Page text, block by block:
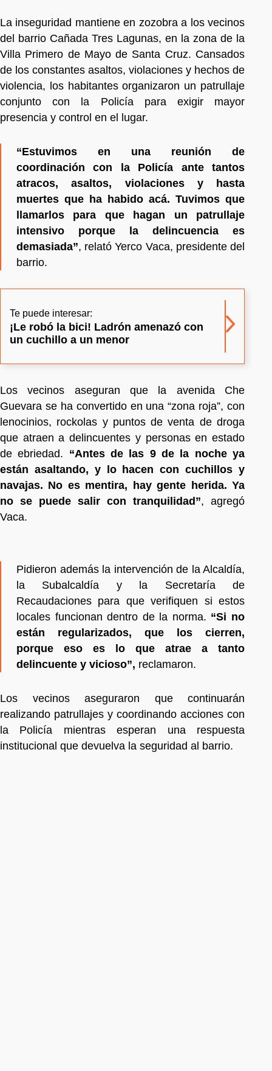
La inseguridad mantiene en zozobra a los vecinos
del barrio Cañada Tres Lagunas, en la zona de la
Villa Primero de Mayo de Santa Cruz. Cansados
de los constantes asaltos, violaciones y hechos de
violencia, los habitantes organizaron un patrullaje
conjunto con la Policía para exigir mayor
presencia y control en el lugar.
“Estuvimos en una reunión de
coordinación con la Policía ante tantos
atracos, asaltos, violaciones y hasta
muertes que ha habido acá. Tuvimos que
llamarlos para que hagan un patrullaje
intensivo porque la delincuencia es
demasiada”, relató Yerco Vaca, presidente del
barrio.
Te puede interesar:
¡Le robó la bici! Ladrón amenazó con
un cuchillo a un menor
Los vecinos aseguran que la avenida Che
Guevara se ha convertido en una “zona roja”, con
lenocinios, rockolas y puntos de venta de droga
que atraen a delincuentes y personas en estado
de ebriedad. “Antes de las 9 de la noche ya
están asaltando, y lo hacen con cuchillos y
navajas. No es mentira, hay gente herida. Ya
no se puede salir con tranquilidad”, agregó
Vaca.
Pidieron además la intervención de la Alcaldía,
la Subalcaldía y la Secretaría de
Recaudaciones para que verifiquen si estos
locales funcionan dentro de la norma. “Si no
están regularizados, que los cierren,
porque eso es lo que atrae a tanto
delincuente y vicioso”, reclamaron.
Los vecinos aseguraron que continuarán
realizando patrullajes y coordinando acciones con
la Policía mientras esperan una respuesta
institucional que devuelva la seguridad al barrio.